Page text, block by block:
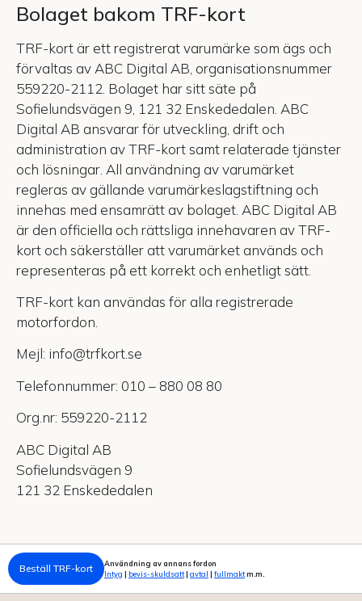
Bolaget bakom TRF-kort
TRF-kort är ett registrerat varumärke som ägs och
förvaltas av ABC Digital AB, organisationsnummer
559220-2112. Bolaget har sitt säte på
Sofielundsvägen 9, 121 32 Enskededalen. ABC
Digital AB ansvarar för utveckling, drift och
administration av TRF-kort samt relaterade tjänster
och lösningar. All användning av varumärket
regleras av gällande varumärkeslagstiftning och
innehas med ensamrätt av bolaget. ABC Digital AB
är den officiella och rättsliga innehavaren av TRF-
kort och säkerställer att varumärket används och
representeras på ett korrekt och enhetligt sätt.
TRF-kort kan användas för alla registrerade
motorfordon.
Mejl: info@trfkort.se
Telefonnummer: 010 – 880 08 80
Org.nr: 559220-2112
ABC Digital AB
Sofielundsvägen 9
121 32 Enskededalen
Beställ TRF-kort
Användning av annans fordon
Intyg | bevis-skuldsatt| avtal | fullmaktm.m.